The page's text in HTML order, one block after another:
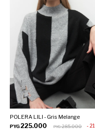
POLERA LILI - Gris Melange
PYG225.000 PYG 285.000 21